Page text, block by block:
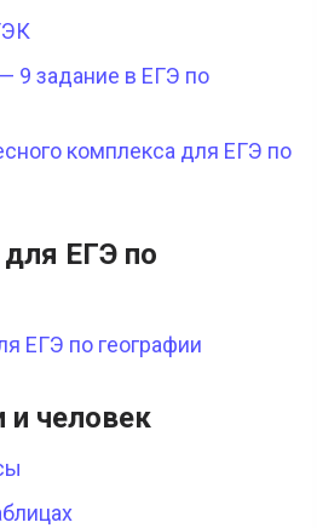
9 задание в ЕГЭ по
комплекса для ЕГЭ по
ЕГЭ по
ЕГЭ по географии
и человек